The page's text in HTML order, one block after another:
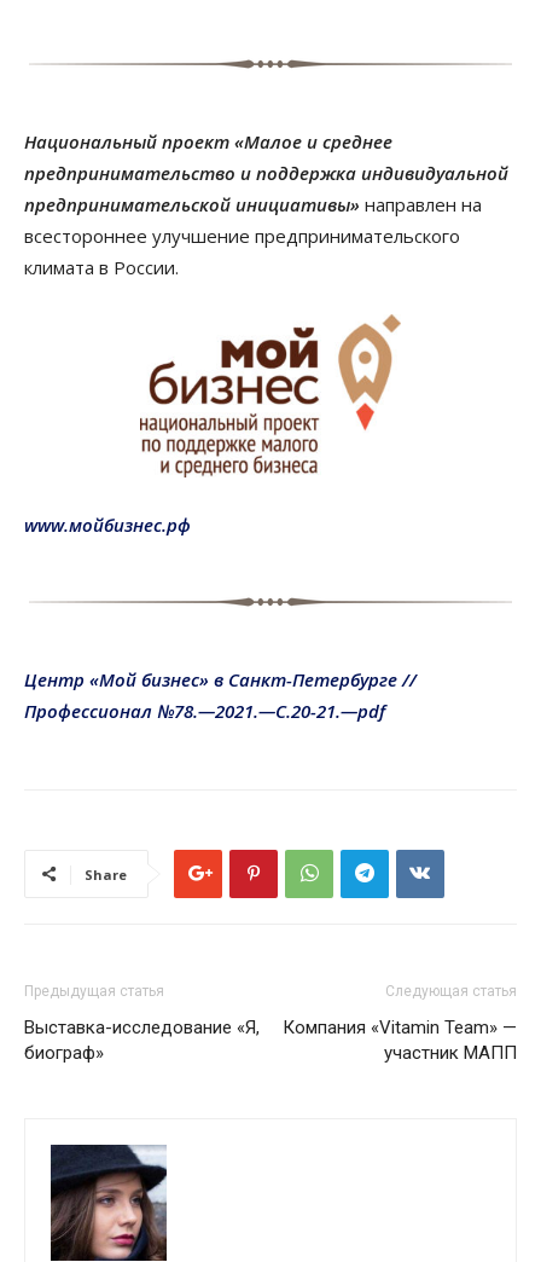
Национальный проект «Малое и среднее
предпринимательство и поддержка индивидуальной
предпринимательской инициативы» направлен на
всестороннее улучшение предпринимательского
климата в России.
www.мойбизнес.рф
Центр «Мой бизнес» в Санкт-Петербурге //
Профессионал №78.—2021.—С.20-21.—pdf
Share
Предыдущая статья
Выставка-исследование «Я,
биограф»
Следующая статья
Компания «Vitamin Team» —
участник МАПП